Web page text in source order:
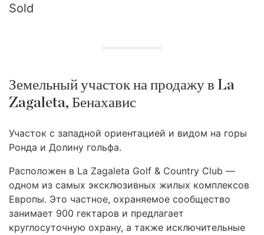
Sold
Земельный участок на продажу в La
Zagaleta, Бенахавис
Участок с западной ориентацией и видом на горы
Ронда и Долину гольфа.
Расположен в La Zagaleta Golf & Country Club —
одном из самых эксклюзивных жилых комплексов
Европы. Это частное, охраняемое сообщество
занимает 900 гектаров и предлагает
круглосуточную охрану, а также исключительные